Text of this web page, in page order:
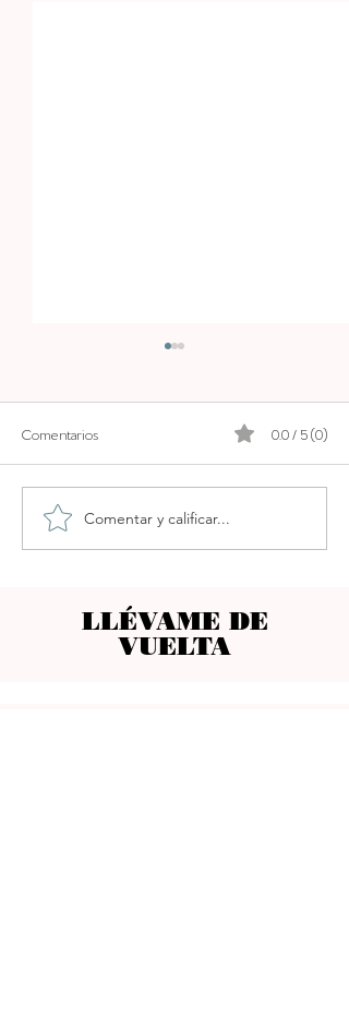
Playa Illetas
Comentarios 0.0 / 5 (0)
Comentar y calificar...
LLÉVAME DE
VUELTA